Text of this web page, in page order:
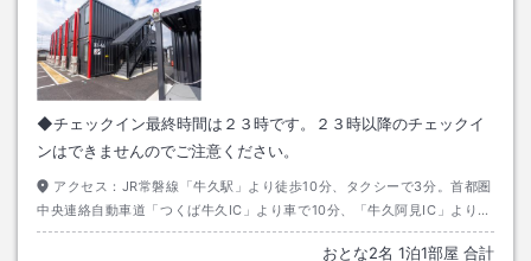
◆チェックイン最終時間は２３時です。２３時以降のチェックイ
ンはできませんのでご注意ください。
アクセス： JR常磐線「牛久駅」より徒歩10分、タクシーで3分。首都圏
中央連絡自動車道「つくば牛久IC」より車で10分、「牛久阿見IC」より車
で15分。常磐自動車道「谷田部IC」より車で15分。
おとな2名 1泊1部屋 合計